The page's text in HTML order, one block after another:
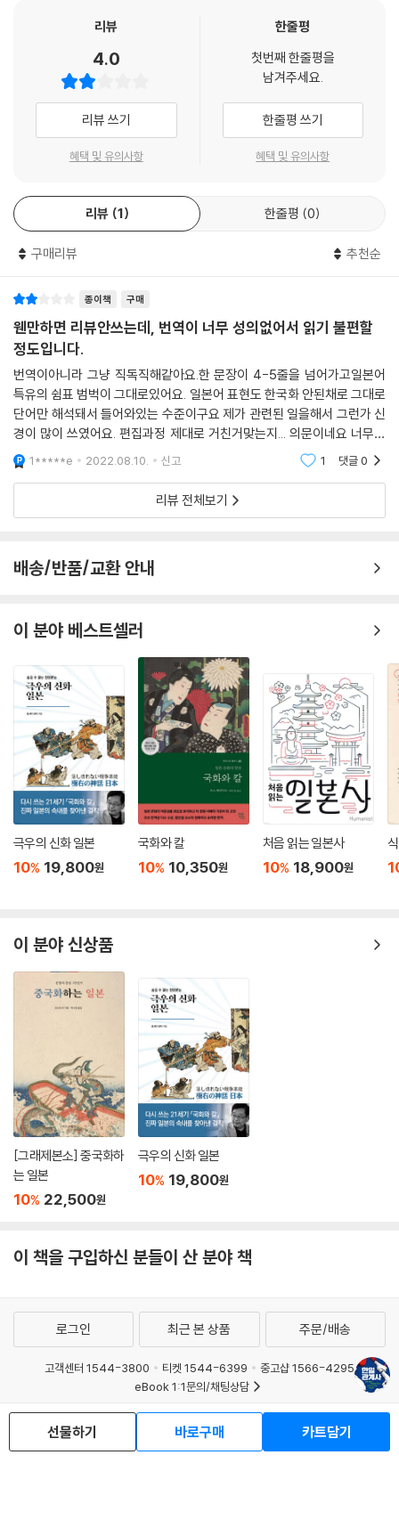
그에 대하여 ‘민족 차별’이라고 재일교포를 중심으로 지문등록 거부 운동
이 전개되었다. 그것은 한일 양 정부 간의 쟁점으로 비화하여 1992년에 외
국인 등록법 개정에 따라 영주자 및 특별 영주자의 지문등록 제도는 폐지
되었다. 이는 종래에는 문제시되지 않았던 문제가 1980년대에 비로소 ‘차
별’로 문제시됨과 동시에 한일 양 정부 간에 재일교포의 인권 문제가 본격
적인 의제로 부상한 것을 의미한다.
2차 세계대전 종결 후 75년 이상이 지난 한일관계의 변화를 한마디로 표
현하자면 그것은 ‘비대칭에서 대칭으로’의 변화이다. 대체로 1990년쯤을
--- p.163
한국에 대한 일본 사회의 관심은 낮았던 것에 반해 일본에 대한 한국 사회
의 관심은 높았다는 불균형이 존재했었다. 그에 따라 관심, 정보, 그 외의
가치 등에서도 일본에서 한국으로 향하는 방향의 흐름이 지배적이었다. 하
지만 1990년대에 들어서자 이러한 한 방향만의 관계에서 쌍방향의 관계
로 변해갔다. 한국 자체에 관한 관심이 일본 사회에서 증대하여 그에 따라
한국에 관련한 여러 가지 다양한 정보가 일본에 유입되기 시작했다. 특히
‘한류’라는 현상은 한국문화가 일본 사회에 상당히 깊게 침투하는 것을 가
능하게 했다.
‘독도’를 둘러싼 영토 문제였다. 원래 1965년의 한일 국교 정상화의 교섭
를 실질적으로 ‘유보’해둔 채 국교를 정상화한 것이다.
한일 월드컵은 일단 성공리에 개최되어 한국과 일본 모두 결승 토너먼트에
진출하여 일본은 16강 한국은 4강까지 진출했다. 이에 따라 한국과 일본
이 협력함으로써 국제사회에 대해 새로운 가치를 창조했다는 ‘성공 체
험’을 거두었다. 그러한 의미에서 이러한 한일 협력에 의한 국제사회 공헌,
새로운 가치창조라는 ‘성공 체험’의 의의는 아무리 강조해도 지나치지 않
는다. 앞으로도 한국과 일본의 사이에서는 이러한 일이 끊임없이 이어질
것이다.
하지만 한편으로 서로의 경쟁의식이 한층 더 거세짐에 따라 이후의 한일대
--- p.207
대일관계에 관해 노무현 정권 초기에는 일본을 대북정책의 협력 대상으로
중시했다. 하지만 그것이 기대에 어긋나자 역사 문제나 영토 문제라는 쟁
점을 억누르면서까지 한일관계를 관리해야 한다는 동기부여를 그다지 못
느꼈기 때문에 그대로 방치했다. 한편 일본 정부도 대북정책의 괴리가 차
츰 눈에 띄기 시작한 데다 한국 정부의 노력에도 불구하고 한미관계가 동
요하는 상황이 벌어지자 한국과의 관계를 관리해야 할 동기부여를 그다지
느끼지 않게 된 것은 아닐까
--- p.219
한국 사회에 있어서 일본이 과거에 자신의 나라를 침략하여 지배했다는 역
사적 사실은 엄연히 존재한다. 게다가 일본 사회는 그것에 대해서 명확한
반성의 자세를 나타내려고 하지 않는다. 70년 이상 경과했기 때문에 잊어
을 발생시키고 있다고 말할 수 있지 않을까. 특히 2016년 이후의 일본 사
회에서의 한국에 대한 감정의 악화 그리고 한일관계가 악화한 현재 상황에
대한 인식은 그러한 배경 안에서 생각할 수 있을지도 모르겠다.
왜 2010년대에 들어서 한일 간에 ‘위안부’ 문제나 ‘징용공’ 문제 등 역사 문
제를 둘러싼 긴장감이 고조되었을까.
한국과 일본 국내 상황뿐 아니라 북한·중국·미국 등 양국을 둘러싼 국제환
철저하게 분석하는 이 책을 통해, 양국의 관계 개선과 선의의 경쟁이라는
더 나은 미래에 대한 해답을 찾을 수 있을 것이다.
이 책을 읽어야 하는 이유?
2년 한일 월드컵은 물론이고 문재인 정부에 이르기까지 독자들이 직접 겪
은 최근 현대사까지 다룬다. 책에서만 볼 수 있는 ‘박제된’ 한일관계의 역사
뿐 아니라 생생한 한일관계의 상황까지 되돌아봄으로써 독자로 하여금 한
일관계를 추상적이거나 반일 혹은 혐한 같은 감성적 접근이 아닌 구체적이
저자 기미야 다다시는 75년간의 한일관계 역사에서 ‘대칭과 비대칭’이라
는 핵심 키워드를 뽑아내 그에 따른 관계 변화와 양국 국민들의 심리적 변
화에 관해 설명하고 있다. 19세기 후반과 20세기 초까지 일본에 기울어진
비대칭적 상황이 해방 이후 한국의 경제발전을 통해 점차 대칭적인 한일관
계로 변화한다고 본 것이다. 경제발전뿐 아니라 한류나 K-POP 같은 문화
역시 세계적 명성을 떨치면서 이를 통해 한국인들은 이제 대등한 관계로
일본을 바라보고 있으나 일본인 입장에서 대칭적 관계가 되었음에도 여전
히 과거사로 발목잡는 한국을 이해할 수가 없다는 지점을 밝히고 있다. 위
안부 문제와 징용 문제가 한일관계의 심각한 악재로 부상한 이후, ‘약속을
지키지 않는 한국’ ‘국제법과 조약을 무시하는 한국’이라는 혐한 프레임이
흥미로운 사실은 한일관계가 비대칭적이었던 냉전 시대에 한일은 경제와
후 한일이 대칭적인 관계로 변모하면서 오히려 갈등과 마찰이 격화되었다
는 점이다. 특히 2010년대 이후 한일의 파워가 균등해지면서 역사 문제를
둘러싼 갈등과 마찰은 현저하게 확대, 심화를 겪게 된다. 하지만, 일본인인
저자는 이러한 일본의 특수한 상황에 굴하지 않고 한국발 주장과 논리의
배경과 근거를 편견 없이 검토하고, 존중하는 자세로 평가하는 균형감을
보여준다.
한국 독자에게 주는 시사점은?
과거 역사가 해결되지 않았다고 생각하는 많은 한국 독자 입장에서는 저자
가 한국에 대해 직접 겪고 많이 알기에 좀 더 부담 없이 다가가기 쉬운 장점
사항이 앞으로도 발생하지 않는다고 할 수 없다. 더욱이 핵을 둘러싼 북한
아닌 이성적이면서도 미래 지향적 연구가 필요하다. 이 책의 출간이 그러
한 계기를 마련하는 데 마중물이 되었으면 한다. 그런 의미에서 이 책은 일
반 독자들을 위한 한일관계사 책으로 그 의의가 크다.
리뷰
4.0
리뷰 쓰기
혜택 및 유의사항
한줄평
첫번째 한줄평을
남겨주세요.
한줄평 쓰기
혜택 및 유의사항
리뷰 1 한줄평 0
구매리뷰 추천순
종이책 구매
웬만하면 리뷰안쓰는데, 번역이 너무 성의없어서 읽기 불편할
정도입니다.
번역이아니라 그냥 직독직해같아요.한 문장이 4-5줄을 넘어가고일본어
특유의 쉼표 범벅이 그대로있어요. 일본어 표현도 한국화 안된채로 그대로
단어만 해석돼서 들어와있는 수준이구요 제가 관련된 일을해서 그런가 신
경이 많이 쓰였어요. 편집과정 제대로 거친거맞는지... 의문이네요 너무너
무 읽기 불편해서 결국 끝까지 못읽고 덮었어요. 일본어 되시는분들은 그
냥 원서로 읽는게 나
1*****e 2022.08.10. 신고 1 댓글0
리뷰 전체보기
배송/반품/교환 안내
이 분야 베스트셀러
극우의 신화 일본
10% 19,800원
국화와 칼
10% 10,350원
처음 읽는 일본사
10% 18,900원
이 분야 신상품
[그래제본소] 중국화하
는 일본
10% 22,500원
극우의 신화 일본
10% 19,800원
이 책을 구입하신 분들이 산 분야 책
선물하기 바로구매 카트담기
로그인 최근 본 상품 주문/배송
고객센터 1544-3800 티켓 1544-6399
중고샵 1566-4295
eBook 1:1문의/채팅상담
예스이십사(주) 사업자 정보
이용약관
개인정보처리방침
청소년보호정책